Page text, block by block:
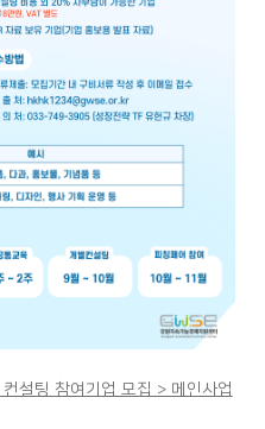
설팅 참여기업 모집 > 메인사업